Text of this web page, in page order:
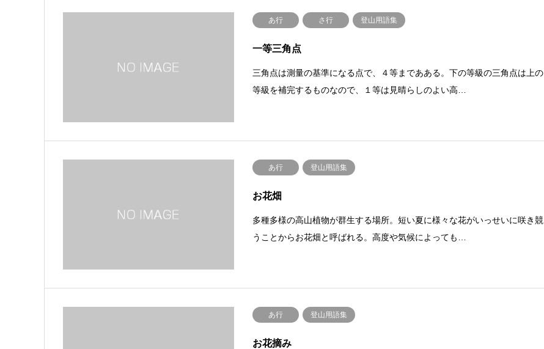
あ行 さ行 登山用語集
一等三角点
三角点は測量の基準になる点で、４等まであある。下の等級の三角点は上の
等級を補完するものなので、１等は見晴らしのよい高…
あ行 登山用語集
お花畑
多種多様の高山植物が群生する場所。短い夏に様々な花がいっせいに咲き競
うことからお花畑と呼ばれる。高度や気候によっても…
あ行 登山用語集
お花摘み